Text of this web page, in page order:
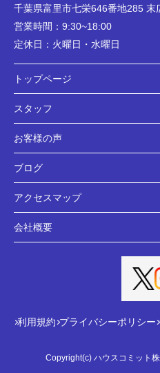
千葉県富里市七栄646番地285 末
営業時間： 9:30~18:00
定休日： 火曜日・水曜日
トップページ
スタッフ
お客様の声
ブログ
アクセスマップ
会社概要
利用規約 プライバシーポリシー
Copyright(c) ハウスコミット